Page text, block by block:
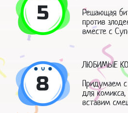
5
Решающая
против
вместе с
8
ЛЮБИМЫЕ
Придумаем
для комикса,
вставим